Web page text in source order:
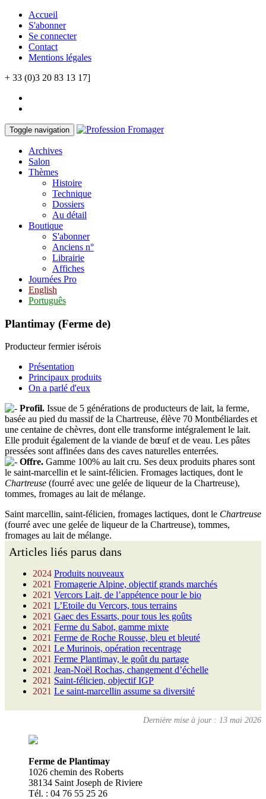
Accueil
S'abonner
Se connecter
Contact
Mentions légales
+ 33 (0)3 20 83 13 17]
Toggle navigation
Archives
Salon
Thèmes
Histoire
Technique
Dossiers
Au détail
Boutique
S'abonner
Anciens n°
Librairie
Affiches
Journées Pro
English
Português
Plantimay (Ferme de)
Producteur fermier isérois
Présentation
Principaux produits
On a parlé d'eux
Profil. Issue de 5 générations de producteurs de lait, la ferme,
basée au pied du massif de la Chartreuse, élève 70 Montbéliardes et
une centaine de chèvres, dont elle transforme intégralement le lait.
Elle produit également de la viande de bœuf et de veau. Les pâtes
pressées sont affinées dans des caves naturelles enterrées.
Offre. Gamme 100% au lait cru. Ses deux produits phares sont
le saint-marcellin et le saint-félicien. Fromages lactiques, dont le
Chartreuse (fourré avec une gelée de liqueur de la Chartreuse),
tommes, fromages au lait de mélange.
Saint marcellin, saint-félicien, fromages lactiques, dont le Chartreuse
(fourré avec une gelée de liqueur de la Chartreuse), tommes,
fromages au lait de mélange.
Articles liés parus dans
2024 Produits nouveaux
2021 Fromagerie Alpine, objectif grands marchés
2021 Vercors Lait, de l’appétence pour le bio
2021 L’Etoile du Vercors, tous terrains
2021 Gaec des Essarts, pour tous les goûts
2021 Ferme du Sabot, gamme mixte
2021 Ferme de Roche Rousse, bleu et bleuté
2021 Le Murinois, opération recentrage
2021 Ferme Plantimay, le goût du partage
2021 Jean-Noël Rochas, changement d’échelle
2021 Saint-félicien, objectif IGP
2021 Le saint-marcellin assume sa diversité
Dernière mise à jour : 13 mai 2026
Ferme de Plantimay
1026 chemin des Roberts
38134 Saint Joseph de Riviere
Tél. : 04 76 55 25 26